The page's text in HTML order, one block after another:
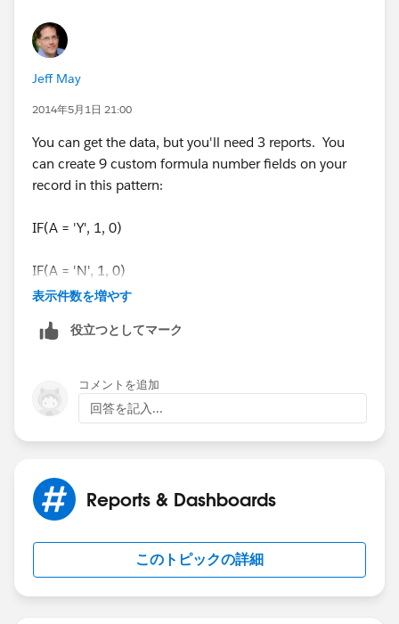
Jeff May
2014年5月1日 21:00
You can get the data, but you'll need 3 reports. You
can create 9 custom formula number fields on your
record in this pattern:
IF(A = 'Y', 1, 0)
IF(A = 'N', 1, 0)
Then, add a custom formula number field with the
value 1
constant 1).
the 9 formula fields.
表示件数を増やす
役立つとしてマーク
コメントを追加
回答を記入...
Reports & Dashboards
このトピックの詳細